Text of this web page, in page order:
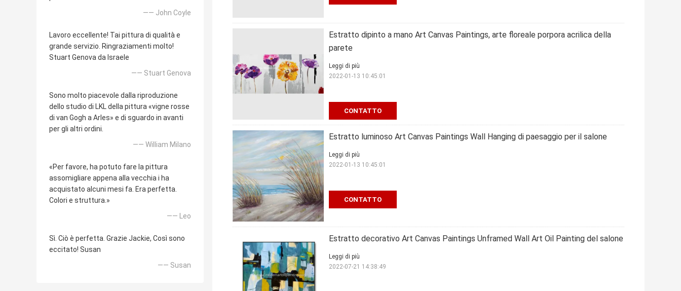
—— John Coyle
Lavoro eccellente! Tai pittura di qualità e
grande servizio. Ringraziamenti molto!
Stuart Genova da Israele
—— Stuart Genova
Sono molto piacevole dalla riproduzione
dello studio di LKL della pittura «vigne rosse
di van Gogh a Arles» e di sguardo in avanti
per gli altri ordini.
—— William Milano
«Per favore, ha potuto fare la pittura
assomigliare appena alla vecchia i ha
acquistato alcuni mesi fa. Era perfetta.
Colori e struttura.»
—— Leo
Sì. Ciò è perfetta. Grazie Jackie, Così sono
eccitato! Susan
—— Susan
Estratto dipinto a mano Art Canvas Paintings, arte floreale porpora acrilica della
parete
CONTATTO
Leggi di più
2022-01-13 10:45:01
Estratto luminoso Art Canvas Paintings Wall Hanging di paesaggio per il salone
CONTATTO
Leggi di più
2022-01-13 10:45:01
Estratto decorativo Art Canvas Paintings Unframed Wall Art Oil Painting del salone
Leggi di più
2022-07-21 14:38:49